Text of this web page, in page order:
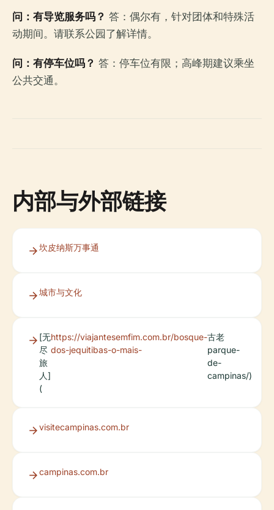
问：有导览服务吗？ 答：偶尔有，针对团体和特殊活
动期间。请联系公园了解详情。
问：有停车位吗？ 答：停车位有限；高峰期建议乘坐
公共交通。
内部与外部链接
坎皮纳斯万事通
城市与文化
[无
尽
旅
人]
(
https://viajantesemfim.com.br/bosque-
dos-jequitibas-o-mais-
古老
parque-
de-
campinas/)
visitecampinas.com.br
campinas.com.br